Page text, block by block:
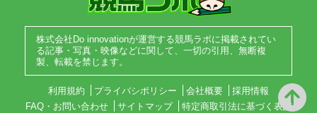
株式会社Do innovationが運営する競馬ラボに掲載されてい
る記事・写真・映像などに関して、一切の引用、無断複
製、転載を禁じます。
利用規約 プライバシポリシー 会社概要
採用情報
FAQ・お問い合わせ
サイトマップ 特定商取引法に基づく表記